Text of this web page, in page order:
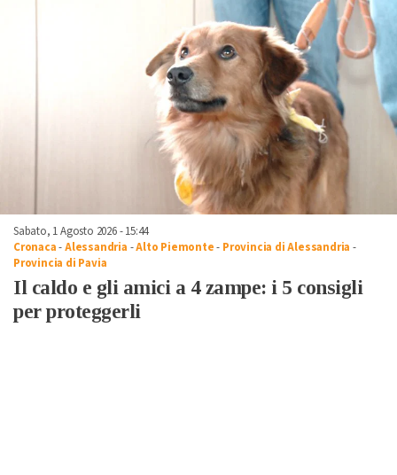
Sabato, 1 Agosto 2026 - 15:44
Cronaca-Alessandria -Alto Piemonte- Provincia di Alessandria -
Provincia di Pavia
Il caldo e gli amici a 4 zampe: i 5 consigli
per proteggerli